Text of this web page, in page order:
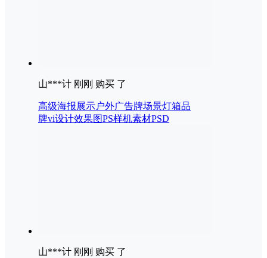
山***计 刚刚 购买 了
高级海报展示户外广告牌场景灯箱品
牌vi设计效果图PS样机素材PSD
山***计 刚刚 购买 了